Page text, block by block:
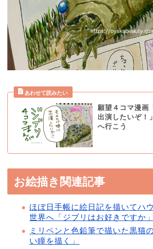
願望４コマ漫画
出演したいぞ！
へ行こう
お絵描き関連記事
ほぼ日手帳に絵日記を描いてハ
世界へ「ジブリはお好きですか」
ミリペンと色鉛筆で描いた黒猫
い瞳を描く」